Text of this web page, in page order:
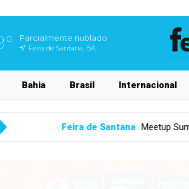
Parcialmente nublado
Feira de Santana, BA
Bahia Brasil Internacional
Meetup Summit 2026 percorre a Bahia com